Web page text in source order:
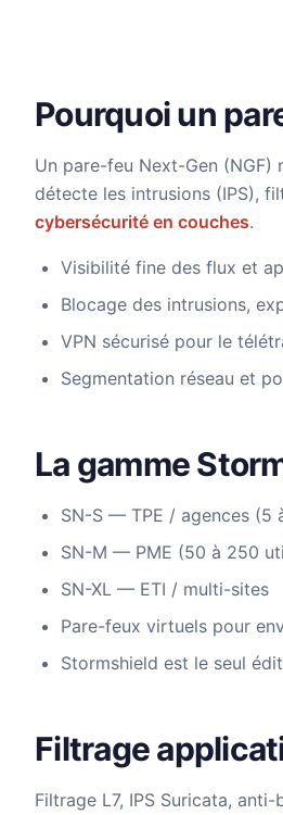
Pourquoi un
Un pare-feu Next-Gen
détecte les intrusions (IPS),
cybersécurité en couches.
Visibilité fine des flux et
Blocage des intrusions,
VPN sécurisé pour le
Segmentation réseau et
La gamme
SN-S — TPE / agences (5
SN-M — PME (50 à 250
SN-XL — ETI / multi-sites
Pare-feux virtuels pour
Stormshield est le seul
Filtrage
Filtrage L7, IPS Suricata,